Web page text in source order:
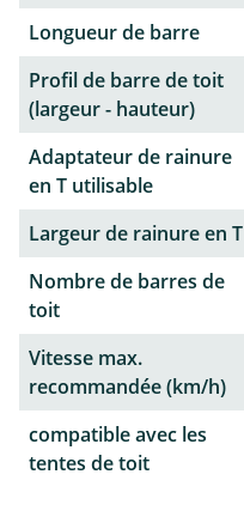
Longueur de barre
Profil de barre de toit
(largeur - hauteur)
Adaptateur de rainure
en T utilisable
Largeur de rainure en T
Nombre de barres de
toit
Vitesse max.
recommandée (km/h)
compatible avec les
tentes de toit